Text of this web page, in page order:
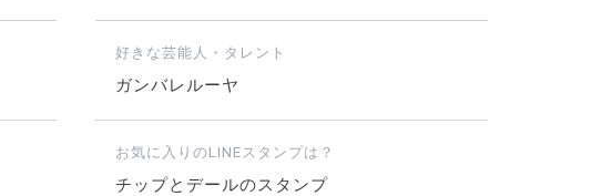
好きな芸能人・タレント
ガンバレルーヤ
お気に入りのLINEスタンプは？
チップとデールのスタンプ